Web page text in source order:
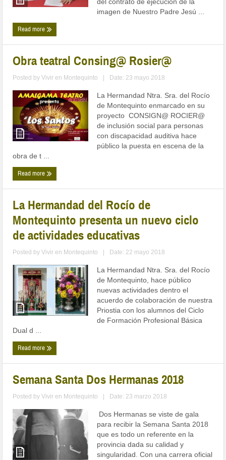
del contrato de ejecución de la
imagen de Nuestro Padre Jesú ...
Read more
Obra teatral Consing@ Rosier@
Posted byVivir en Montequinto Date: 23 mayo 2018
La Hermandad Ntra. Sra. del Rocío
de Montequinto enmarcado en su
proyecto CONSIGN@ ROCIER@
de inclusión social para personas
con discapacidad auditiva hace
público la puesta en escena de la
obra de t ...
Read more
La Hermandad del Rocío de
Montequinto presenta un nuevo ciclo
de actividades educativas
Posted byVivir en Montequinto Date: 22 mayo 2018
La Hermandad Ntra. Sra. del Rocío
de Montequinto, hace público
nuevas actividades dentro el
acuerdo de colaboración de nuestra
Priostia con los alumnos del Ciclo
de Formación Profesional Básica
Dual d ...
Read more
Semana Santa Dos Hermanas 2018
Posted byVivir en Montequinto Date: 23 marzo 2018
Dos Hermanas se viste de gala
para recibir la Semana Santa 2018
que es todo un referente en la
provincia dada su calidad y
singularidad. Con una carrera oficial